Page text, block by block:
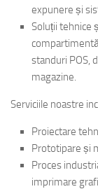
expunere și
Soluții tehnice
standuri POS,
magazine.
Serviciile noastre
Proiectare
Prototipare și
Proces
imprimare